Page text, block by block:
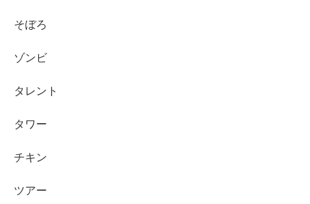
そぼろ
ゾンビ
タレント
タワー
チキン
ツアー